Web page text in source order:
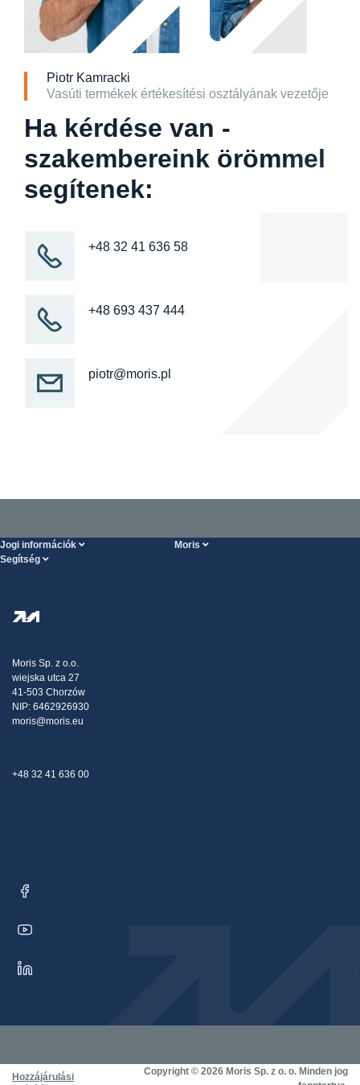
Piotr Kamracki
Vasúti termékek értékesítési osztályának vezetője
Ha kérdése van -
szakembereink örömmel
segítenek:
+48 32 41 636 58
+48 693 437 444
piotr@moris.pl
Jogi információk Moris
Segítség
Kiszállítás
Panaszok
Moris Sp. z o.o.
wiejska utca 27
41-503 Chorzów
NIP: 6462926930
moris@moris.eu
+48 32 41 636 00
Hozzájárulási
Copyright © 2026 Moris Sp. z o. o. Minden jog